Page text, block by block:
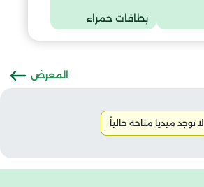
بطاقات حمراء
المعرض
لا توجد ميديا متاحة حالياً